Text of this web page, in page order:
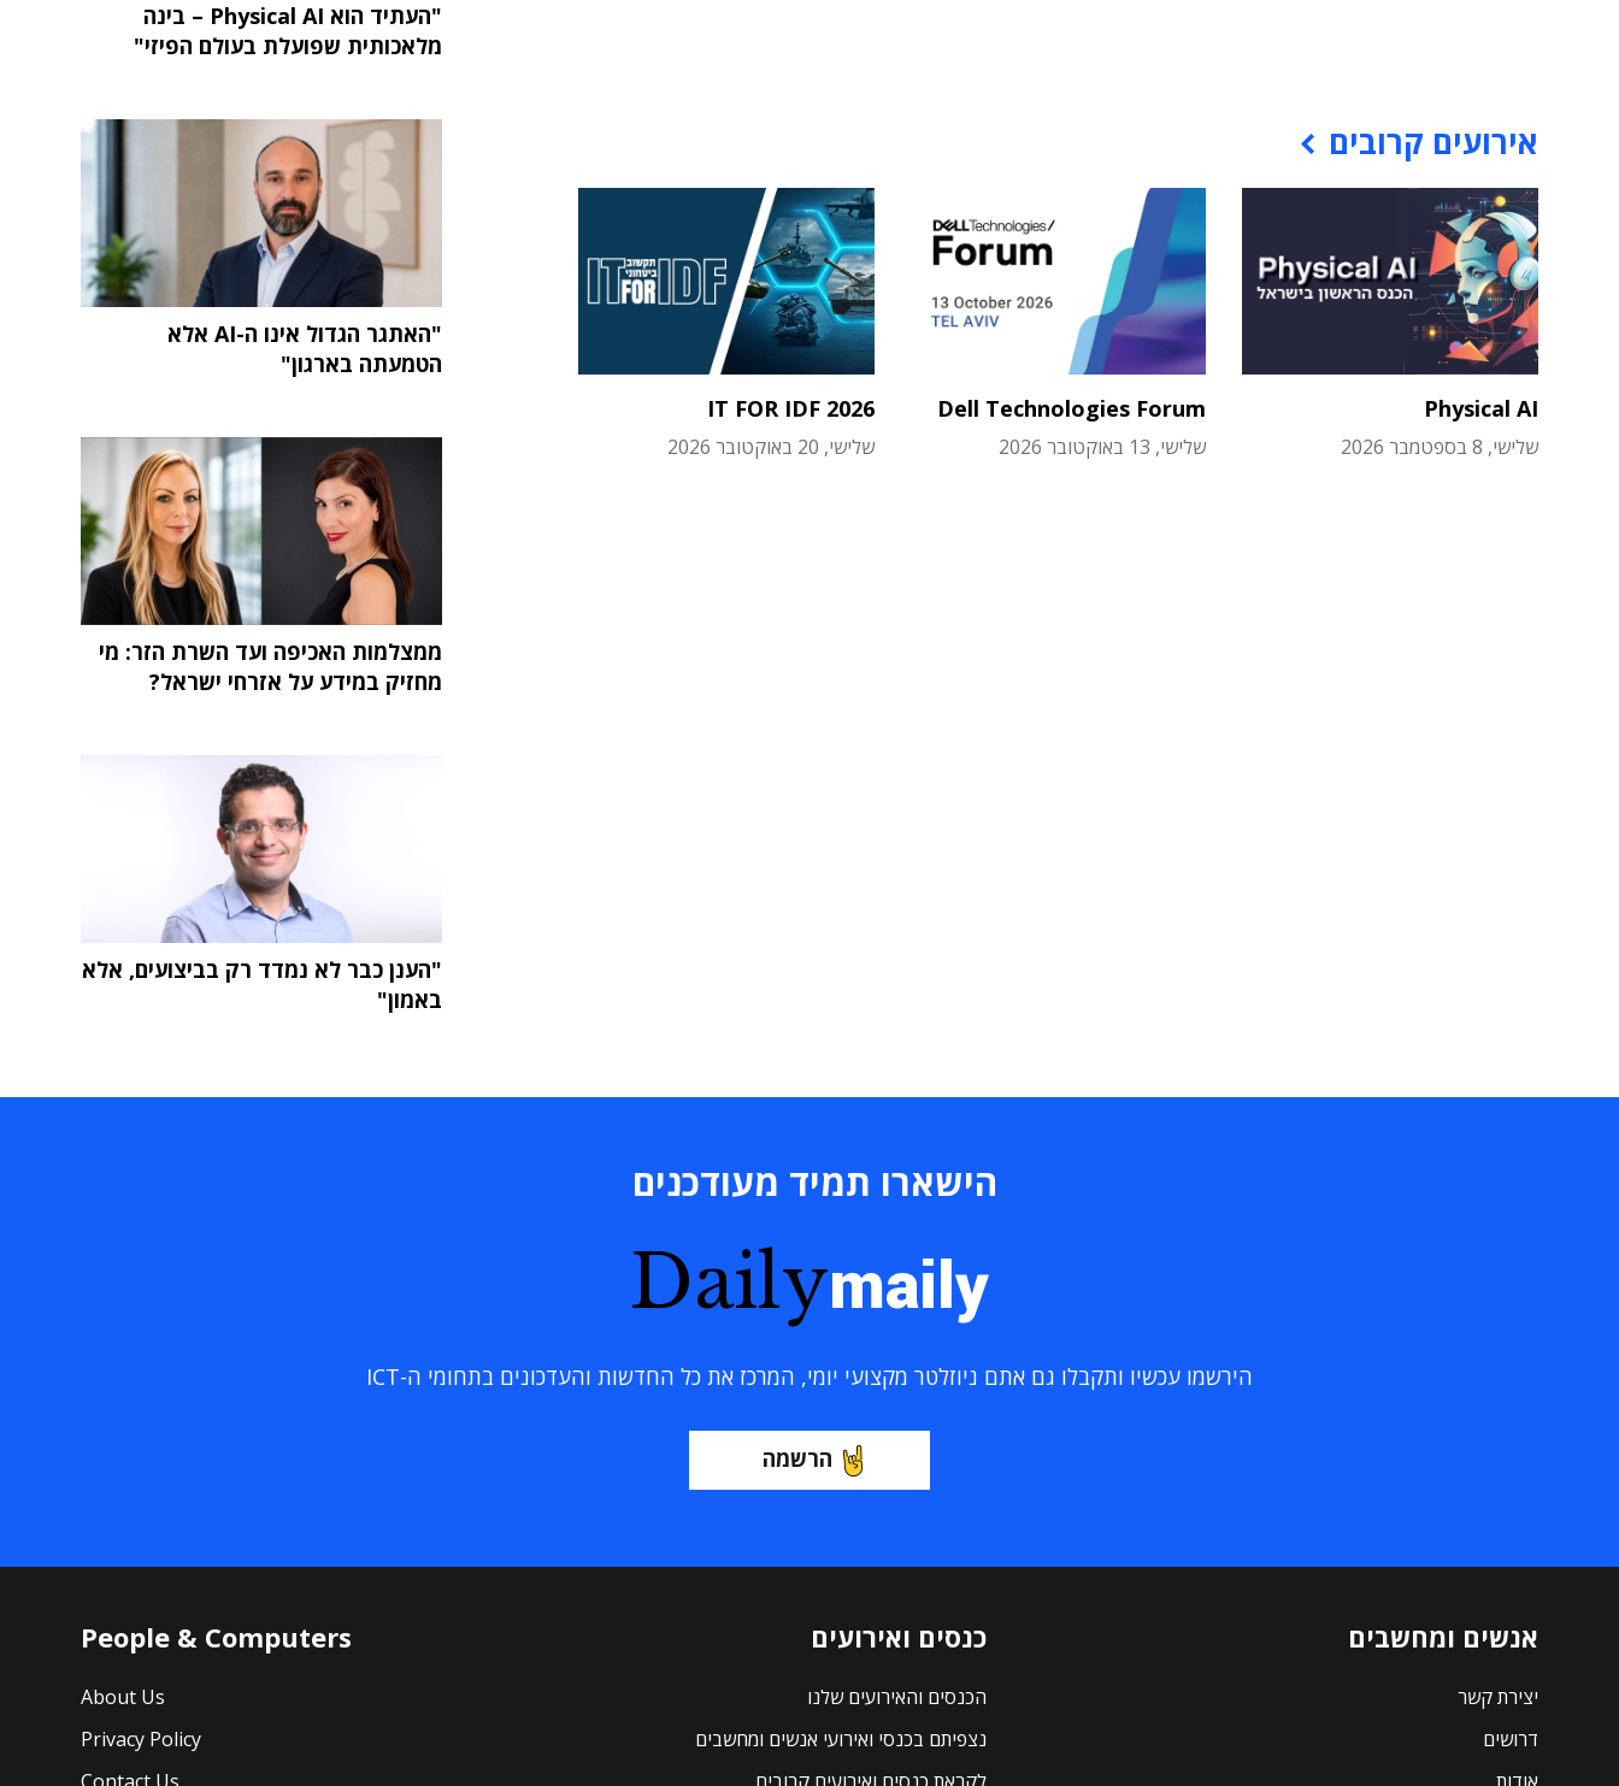
אירועים קרובים
Physical AI
שלישי, 8 בספטמבר 2026
Dell Technologies Forum
שלישי, 13 באוקטובר 2026
IT FOR IDF 2026
שלישי, 20 באוקטובר 2026
"העתיד הוא Physical AI – בינה
מלאכותית שפועלת בעולם הפיזי"
"האתגר הגדול אינו ה-AI אלא
הטמעתה בארגון"
ממצלמות האכיפה ועד השרת הזר: מי
מחזיק במידע על אזרחי ישראל?
"הענן כבר לא נמדד רק בביצועים, אלא
באמון"
הישארו תמיד מעודכנים
Dailymaily
הירשמו עכשיו ותקבלו גם אתם ניוזלטר מקצועי יומי, המרכז את כל החדשות והעדכונים בתחומי ה-ICT
הרשמה
אנשים ומחשבים
יצירת קשר
דרושים
כנסים ואירועים
הכנסים והאירועים שלנו
נצפיתם בכנסי ואירועי אנשים ומחשבים
People & Computers
About Us
Privacy Policy